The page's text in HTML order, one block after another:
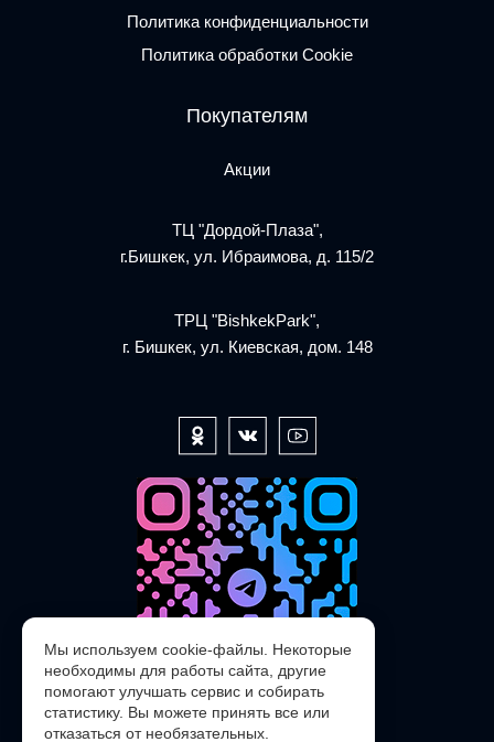
Политика конфиденциальности
Политика обработки Cookie
Покупателям
Акции
ТЦ "Дордой-Плаза",
г.Бишкек, ул. Ибраимова, д. 115/2
ТРЦ "BishkekPark",
г. Бишкек, ул. Киевская, дом. 148
@POLARIS_SERVICE_KG_bot
Мы используем cookie-файлы. Некоторые
необходимы для работы сайта, другие
помогают улучшать сервис и собирать
статистику. Вы можете принять все или
отказаться от необязательных.